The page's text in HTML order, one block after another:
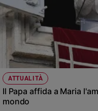
ATTUALITÀ
Il Papa affida a Maria
mondo